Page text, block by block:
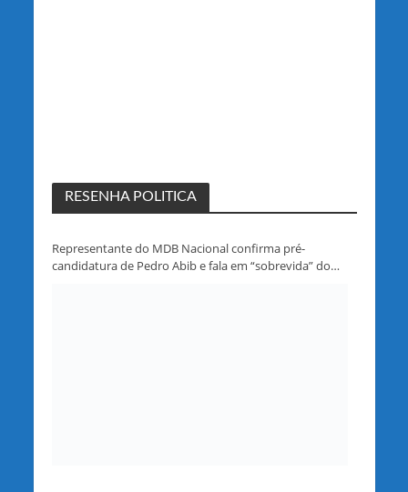
RESENHA POLITICA
Representante do MDB Nacional confirma pré-
candidatura de Pedro Abib e fala em “sobrevida” do